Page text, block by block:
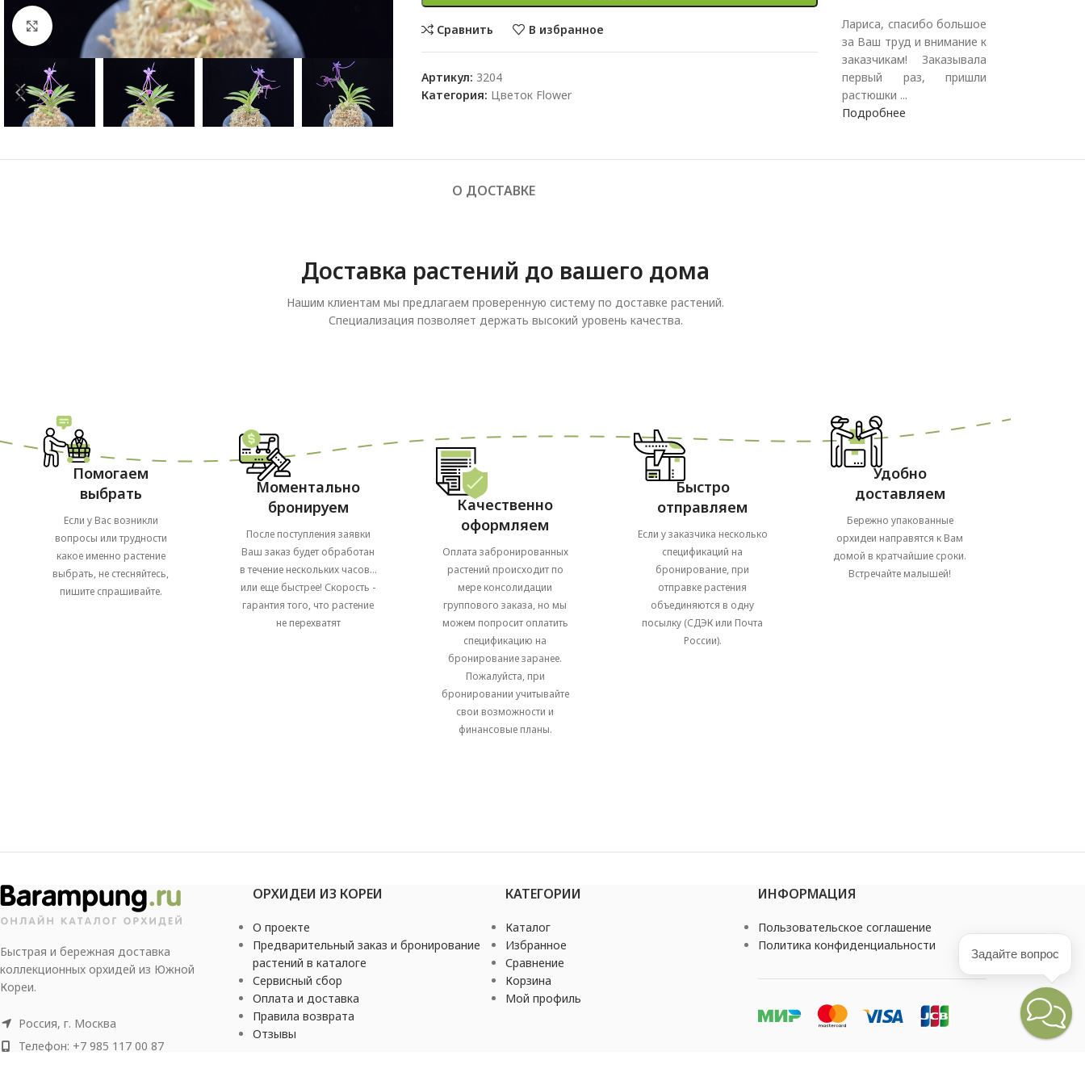
Увеличить Сравнить В избранное
Артикул: 3204
Категория: Цветок Flower
Лариса, спасибо большое
за Ваш труд и внимание к
заказчикам! Заказывала
первый раз, пришли
растюшки ...
Подробнее
О ДОСТАВКЕ
Доставка растений до вашего дома
Нашим клиентам мы предлагаем проверенную систему по доставке растений.
Специализация позволяет держать высокий уровень качества.
Помогаем
выбрать
Если у Вас возникли
вопросы или трудности
какое именно растение
выбрать, не стесняйтесь,
пишите спрашивайте.
Моментально
бронируем
После поступления заявки
Ваш заказ будет обработан
в течение нескольких часов...
или еще быстрее! Скорость -
гарантия того, что растение
не перехватят
Качественно
оформляем
Оплата забронированных
растений происходит по
мере консолидации
группового заказа, но мы
можем попросит оплатить
спецификацию на
бронирование заранее.
Пожалуйста, при
бронировании учитывайте
свои возможности и
финансовые планы.
Быстро
отправляем
Если у заказчика несколько
спецификаций на
бронирование, при
отправке растения
объединяются в одну
посылку (СДЭК или Почта
России).
Удобно
доставляем
Бережно упакованные
орхидеи направятся к Вам
домой в кратчайшие сроки.
Встречайте малышей!
Быстрая и бережная доставка
коллекционных орхидей из Южной
Кореи.
Россия, г. Москва
Телефон: +7 985 117 00 87
ОРХИДЕИ ИЗ КОРЕИ
О проекте
Предварительный заказ и бронирование
растений в каталоге
Сервисный сбор
Оплата и доставка
Правила возврата
Отзывы
КАТЕГОРИИ
Каталог
Избранное
Сравнение
Корзина
Мой профиль
ИНФОРМАЦИЯ
Пользовательское соглашение
Политика конфиденциальности
Задайте вопрос